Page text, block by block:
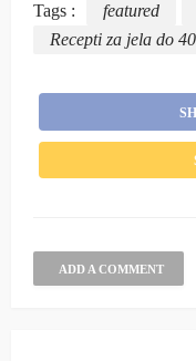
Tags : featured
Recepti za jela do
ADD A COMMENT